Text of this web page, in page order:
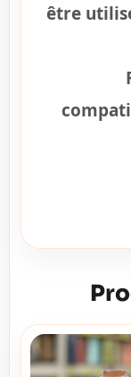
être